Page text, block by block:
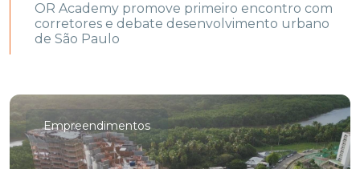
OR Academy promove primeiro encontro com
corretores e debate desenvolvimento urbano
de São Paulo
Empreendimentos